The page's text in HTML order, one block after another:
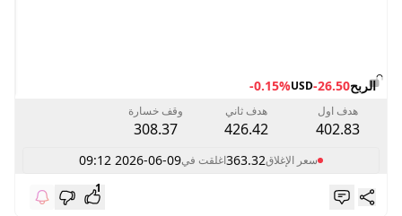
الربح-26.50
USD
-0.15%
هدف اول
402.83
هدف ثاني
426.42
وقف خسارة
308.37
سعر الإغلاق363.32اغلقت في2026-06-09 09:12
1